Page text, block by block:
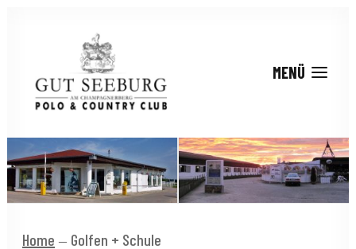
Home Golfen + Schule